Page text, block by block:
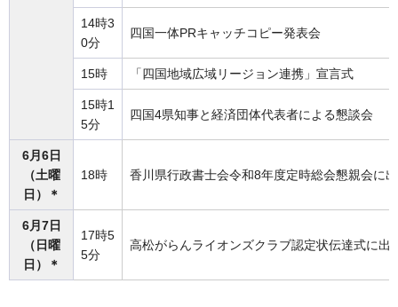
14時3
0分
四国一体PRキャッチコピー発表会
15時 「四国地域広域リージョン連携」宣言式
15時1
5分
四国4県知事と経済団体代表者による懇談会
6月6日
（土曜
日）＊
18時 香川県行政書士会令和8年度定時総会懇親会に
6月7日
（日曜
日）＊
17時5
5分
高松がらんライオンズクラブ認定状伝達式に出